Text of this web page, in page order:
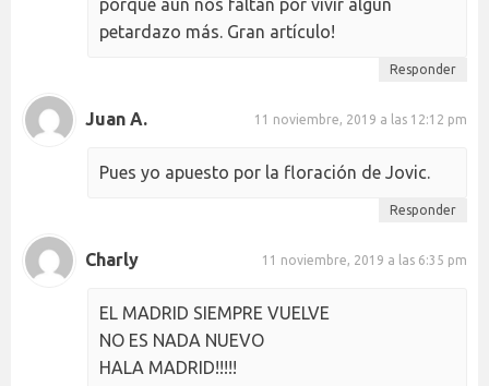
petardazo más. Gran artículo!
Responder
Juan A. 11 noviembre, 2019 a las 12:12 pm
Pues yo apuesto por la floración de Jovic.
Responder
Charly 11 noviembre, 2019 a las 6:35 pm
EL MADRID SIEMPRE VUELVE
NO ES NADA NUEVO
HALA MADRID!!!!!